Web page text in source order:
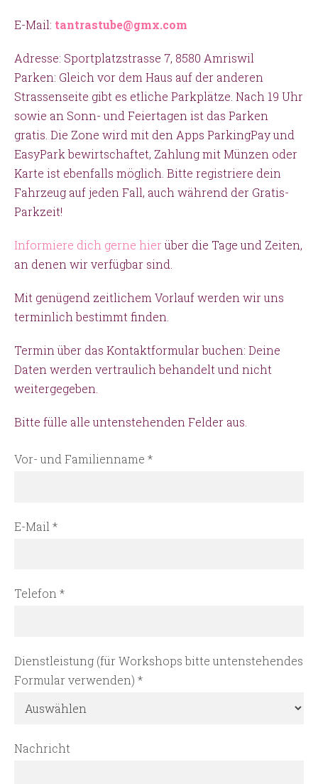
E-Mail: tantrastube@gmx.com
Adresse: Sportplatzstrasse 7, 8580 Amriswil
Parken: Gleich vor dem Haus auf der anderen
Strassenseite gibt es etliche Parkplätze. Nach 19 Uhr
sowie an Sonn- und Feiertagen ist das Parken
gratis. Die Zone wird mit den Apps ParkingPay und
EasyPark bewirtschaftet, Zahlung mit Münzen oder
Karte ist ebenfalls möglich. Bitte registriere dein
Fahrzeug auf jeden Fall, auch während der Gratis-
Parkzeit!
Informiere dich gerne hier über die Tage und Zeiten,
an denen wir verfügbar sind.
Mit genügend zeitlichem Vorlauf werden wir uns
terminlich bestimmt finden.
Termin über das Kontaktformular buchen: Deine
Daten werden vertraulich behandelt und nicht
weitergegeben.
Bitte fülle alle untenstehenden Felder aus.
Vor- und Familienname *
E-Mail *
Telefon *
Dienstleistung (für Workshops bitte untenstehendes
Formular verwenden) *
Nachricht